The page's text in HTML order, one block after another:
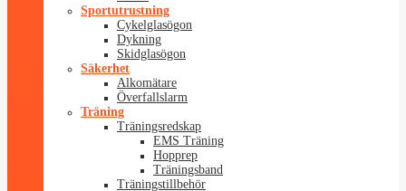
Sportutrustning
Cykelglasögon
Dykning
Skidglasögon
Säkerhet
Alkomätare
Överfallslarm
Träning
Träningsredskap
EMS Träning
Hopprep
Träningsband
Träningstillbehör